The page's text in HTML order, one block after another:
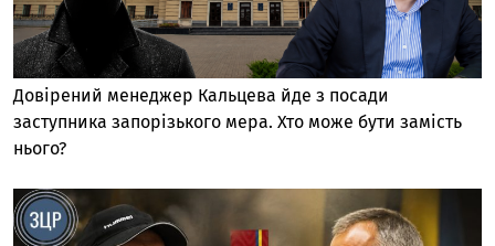
Довірений менеджер Кальцева йде з посади
заступника запорізького мера. Хто може бути замість
нього?